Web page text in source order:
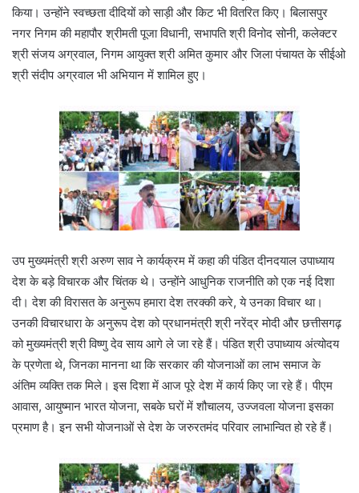
किया। उन्होंने स्वच्छता दीदियों को साड़ी और किट भी वितरित किए। बिलासपुर
नगर निगम की महापौर श्रीमती पूजा विधानी, सभापति श्री विनोद सोनी, कलेक्टर
श्री संजय अग्रवाल, निगम आयुक्त श्री अमित कुमार और जिला पंचायत के सीईओ
श्री संदीप अग्रवाल भी अभियान में शामिल हुए।
उप मुख्यमंत्री श्री अरुण साव ने कार्यक्रम में कहा की पंडित दीनदयाल उपाध्याय
देश के बड़े विचारक और चिंतक थे। उन्होंने आधुनिक राजनीति को एक नई दिशा
दी। देश की विरासत के अनुरूप हमारा देश तरक्की करे, ये उनका विचार था।
उनकी विचारधारा के अनुरूप देश को प्रधानमंत्री श्री नरेंद्र मोदी और छत्तीसगढ़
को मुख्यमंत्री श्री विष्णु देव साय आगे ले जा रहे हैं। पंडित श्री उपाध्याय अंत्योदय
के प्रणेता थे, जिनका मानना था कि सरकार की योजनाओं का लाभ समाज के
अंतिम व्यक्ति तक मिले। इस दिशा में आज पूरे देश में कार्य किए जा रहे हैं। पीएम
आवास, आयुष्मान भारत योजना, सबके घरों में शौचालय, उज्जवला योजना इसका
प्रमाण है। इन सभी योजनाओं से देश के जरुरतमंद परिवार लाभान्वित हो रहे हैं।